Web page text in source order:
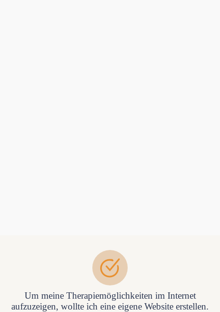
Um meine Therapiemöglichkeiten im Internet
aufzuzeigen, wollte ich eine eigene Website erstellen.